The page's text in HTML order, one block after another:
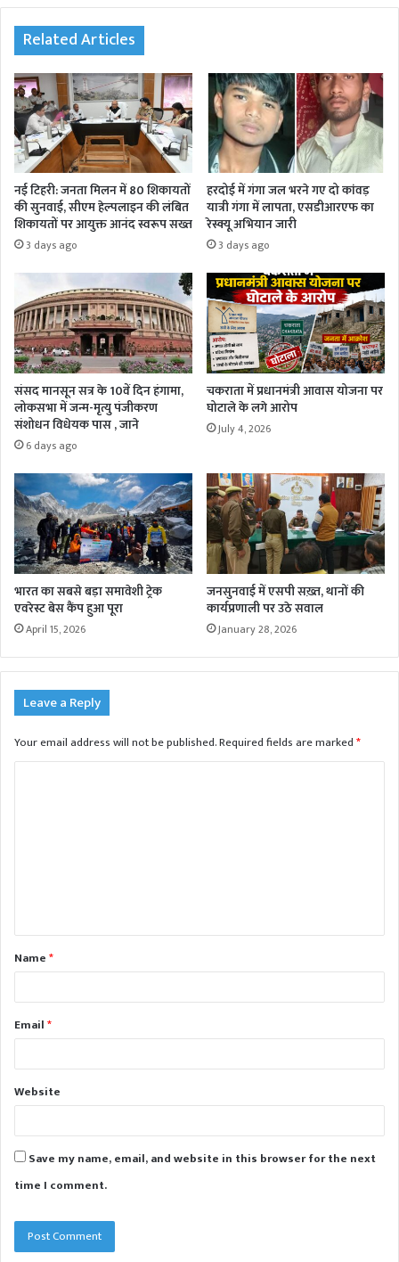
te oo
r In am
Related Articles
नई टिहरी: जनता मिलन में 80 शिकायतों
की सुनवाई, सीएम हेल्पलाइन की लंबित
शिकायतों पर आयुक्त आनंद स्वरूप सख्त
3 days ago
हरदोई में गंगा जल भरने गए दो कांवड़
यात्री गंगा में लापता, एसडीआरएफ का
रेस्क्यू अभियान जारी
3 days ago
संसद मानसून सत्र के 10वें दिन हंगामा,
लोकसभा में जन्म-मृत्यु पंजीकरण
संशोधन विधेयक पास , जाने
6 days ago
चकराता में प्रधानमंत्री आवास योजना पर
घोटाले के लगे आरोप
July 4, 2026
भारत का सबसे बड़ा समावेशी ट्रेक
एवरेस्ट बेस कैंप हुआ पूरा
April 15, 2026
जनसुनवाई में एसपी सख़्त, थानों की
कार्यप्रणाली पर उठे सवाल
January 28, 2026
Leave a Reply
Your email address will not be published.Required fields are marked*
t
*Name*
Email*
Website
Save my name, email, and website in this browser for the next
time I comment.